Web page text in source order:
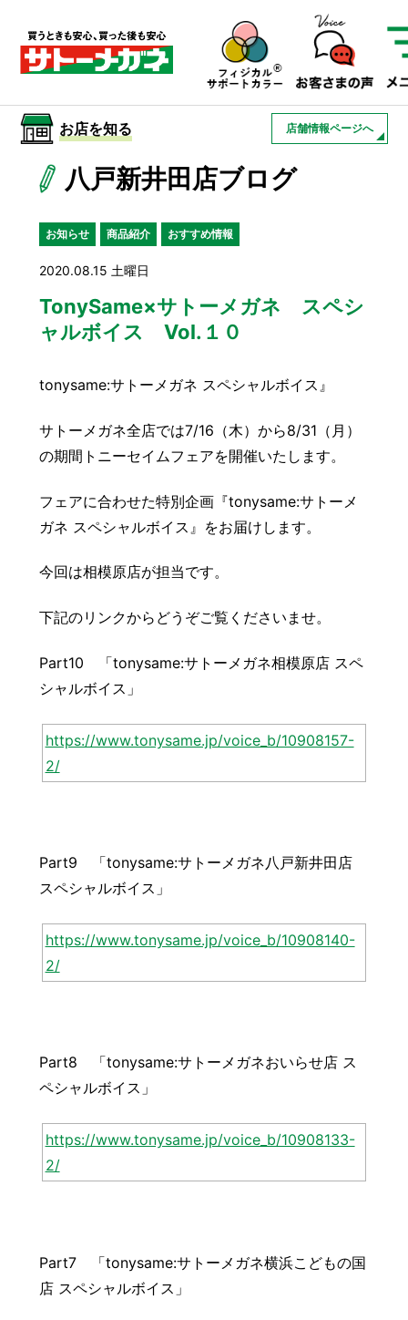
サトーメガネを知る
サトーメガネについて
01 サトーメガネの遠近
検査・フィッティング
03 アフターサービス
お店を知る
サービスを知る
お知らせ 会社概要
お店を知る 店舗情報ページへ
八戸新井田店ブログ
お知らせ 商品紹介 おすすめ情報
2020.08.15 土曜日
TonySame×サトーメガネ スペシ
ャルボイス Vol.１０
tonysame:サトーメガネ スペシャルボイス』
サトーメガネ全店では7/16（木）から8/31（月）
の期間トニーセイムフェアを開催いたします。
フェアに合わせた特別企画『tonysame:サトーメ
ガネ スペシャルボイス』をお届けします。
今回は相模原店が担当です。
下記のリンクからどうぞご覧くださいませ。
Part10 「tonysame:サトーメガネ相模原店 スペ
シャルボイス」
https://www.tonysame.jp/voice_b/10908157-
2/
Part9 「tonysame:サトーメガネ八戸新井田店
スペシャルボイス」
https://www.tonysame.jp/voice_b/10908140-
2/
Part8 「tonysame:サトーメガネおいらせ店 ス
ペシャルボイス」
https://www.tonysame.jp/voice_b/10908133-
2/
Part7 「tonysame:サトーメガネ横浜こどもの国
店 スペシャルボイス」